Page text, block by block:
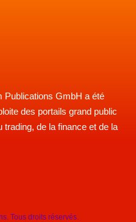
Publications GmbH a été
des portails grand public
de la finance et de la
Tous droits réservés.